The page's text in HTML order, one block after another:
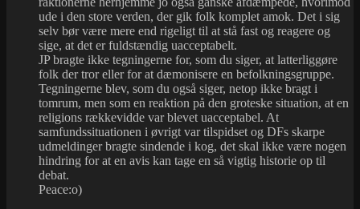
ude i den store verden, der gik folk komplet amok. Det i sig
selv bør være mere end rigeligt til at stå fast og reagere og
sige, at det er fuldstændig uacceptabelt.
JP bragte ikke tegningerne for, som du siger, at latterliggøre
folk der tror eller for at dæmonisere en befolkningsgruppe.
Tegningerne blev, som du også siger, netop ikke bragt i
tomrum, men som en reaktion på den groteske situation, at en
religions rækkevidde var blevet uacceptabel. At
samfundssituationen i øvrigt var tilspidset og DFs skarpe
udmeldinger bragte sindende i kog, det skal ikke være nogen
hindring for at en avis kan tage en så vigtig historie op til
debat.
Peace:o)